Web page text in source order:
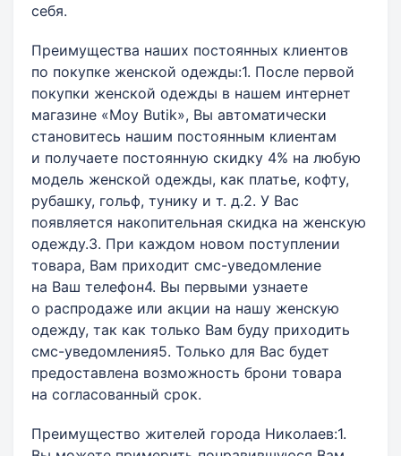
себя.
Преимущества наших постоянных клиентов
по покупке женской одежды:1. После первой
покупки женской одежды в нашем интернет
магазине «Moy Butik», Вы автоматически
становитесь нашим постоянным клиентам
и получаете постоянную скидку 4% на любую
модель женской одежды, как платье, кофту,
рубашку, гольф, тунику и т. д.2. У Вас
появляется накопительная скидка на женскую
одежду.3. При каждом новом поступлении
товара, Вам приходит смс-уведомление
на Ваш телефон4. Вы первыми узнаете
о распродаже или акции на нашу женскую
одежду, так как только Вам буду приходить
смс-уведомления5. Только для Вас будет
предоставлена возможность брони товара
на согласованный срок.
Преимущество жителей города Николаев:1.